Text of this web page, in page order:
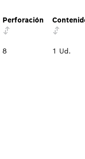
Perforación
8 1 Ud.